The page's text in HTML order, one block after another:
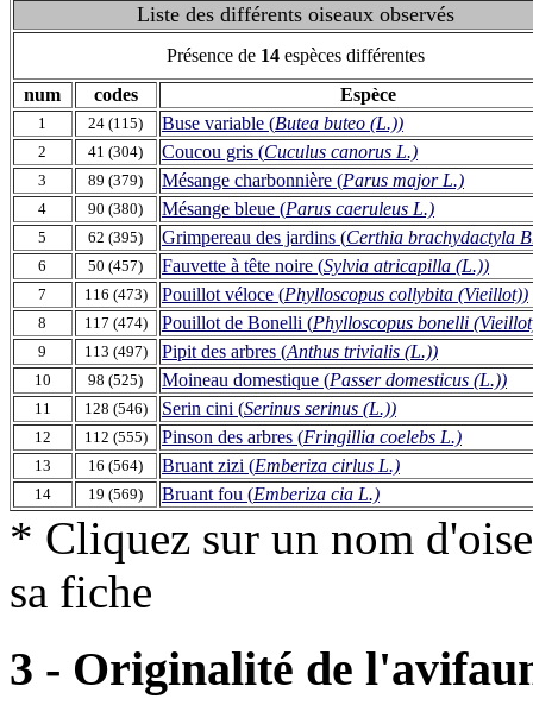
Liste des différents oiseaux observés
Présence de 14 espèces différentes
num
codes Espèce
1 24 (115) Buse variable (Butea buteo (L.))
2 41 (304) Coucou gris (Cuculus canorus L.)
3 89 (379) Mésange charbonnière (Parus major L.)
4 90 (380) Mésange bleue (Parus caeruleus L.)
5 62 (395) Grimpereau des jardins (Certhia brachydactyla
6 50 (457) Fauvette à tête noire (Sylvia atricapilla (L.))
7 116 (473) Pouillot véloce (Phylloscopus collybita (Vieillot))
8 117 (474) Pouillot de Bonelli (Phylloscopus bonelli
9 113 (497) Pipit des arbres (Anthus trivialis (L.))
10 98 (525) Moineau domestique (Passer domesticus (L.))
11 128 (546) Serin cini (Serinus serinus (L.))
12 112 (555) Pinson des arbres (Fringillia coelebs L.)
13 16 (564) Bruant zizi (Emberiza cirlus L.)
14 19 (569) Bruant fou (Emberiza cia L.)
* Cliquez sur un nom
sa fiche
3 - Originalité de